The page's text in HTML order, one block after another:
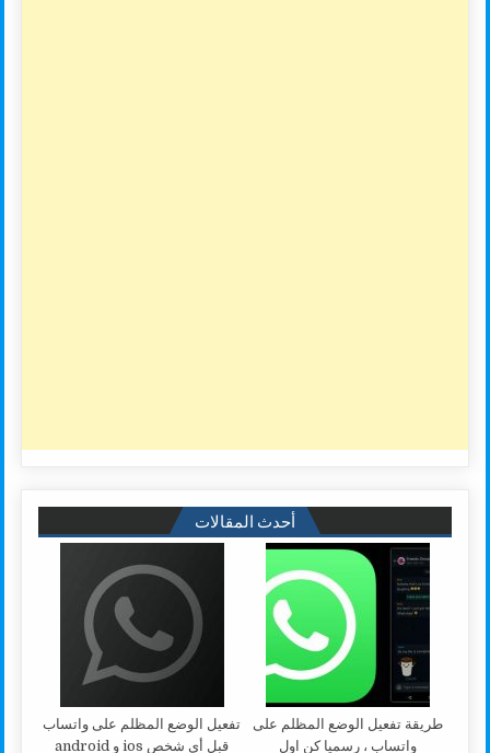
أحدث المقالات
طريقة تفعيل الوضع المظلم على
واتساب ، رسميا كن اول
تفعيل الوضع المظلم على واتساب
قبل أي شخص ios و android